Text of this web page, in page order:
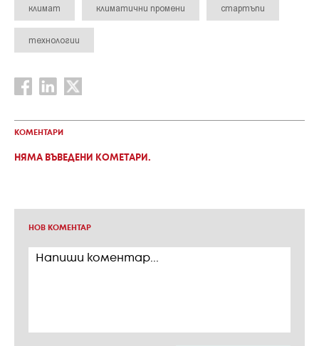
климат климатични промени стартъпи
технологии
КОМЕНТАРИ
НЯМА ВЪВЕДЕНИ КОМЕТАРИ.
НОВ КОМЕНТАР